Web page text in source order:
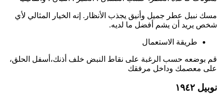
مسك نبيل عطر جميل وأنيق يجذب الأنظار. إنه الخيار المثالي لأي
شخص يريد أن يشم أفضل ما لديه.
طريقة الاستعمال
قم بوضعه حسب الرغبة على نقاط النبض خلف أذنك،أسفل الحلق،
على معصمك وداخل مرفقك
نوبيل ١٩٤٢